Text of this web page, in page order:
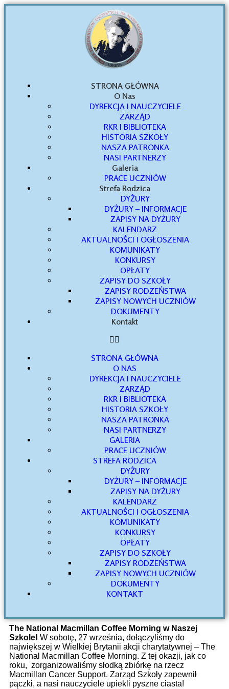
STRONA GŁÓWNA
O Nas
DYREKCJA I NAUCZYCIELE
ZARZĄD
RKR I BIBLIOTEKA
HISTORIA SZKOŁY
NASZA PATRONKA
NASI PARTNERZY
Galeria
PRACE UCZNIÓW
Strefa Rodzica
DYŻURY
DYŻURY – INFORMACJE
ZAPISY NA DYŻURY
KALENDARZ
AKTUALNOŚCI I OGŁOSZENIA
KOMUNIKATY
KONKURSY
OPŁATY
ZAPISY DO SZKOŁY
ZAPISY RODZEŃSTWA
ZAPISY NOWYCH UCZNIÓW
DOKUMENTY
Kontakt
STRONA GŁÓWNA
O NAS
DYREKCJA I NAUCZYCIELE
ZARZĄD
RKR I BIBLIOTEKA
HISTORIA SZKOŁY
NASZA PATRONKA
NASI PARTNERZY
GALERIA
PRACE UCZNIÓW
STREFA RODZICA
DYŻURY
DYŻURY – INFORMACJE
ZAPISY NA DYŻURY
KALENDARZ
AKTUALNOŚCI I OGŁOSZENIA
KOMUNIKATY
KONKURSY
OPŁATY
ZAPISY DO SZKOŁY
ZAPISY RODZEŃSTWA
ZAPISY NOWYCH UCZNIÓW
DOKUMENTY
KONTAKT
The National Macmillan Coffee Morning w Naszej
Szkole! W sobotę, 27 września, dołączyliśmy do
największej w Wielkiej Brytanii akcji charytatywnej – The
National Macmillan Coffee Morning. Z tej okazji, jak co
roku, zorganizowaliśmy słodką zbiórkę na rzecz
Macmillan Cancer Support. Zarząd Szkoły zapewnił
pączki, a nasi nauczyciele upiekli pyszne ciasta!